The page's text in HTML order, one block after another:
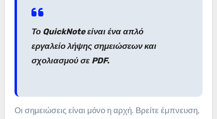
Το QuickNote είναι ένα απλό
εργαλείο λήψης σημειώσεων και
σχολιασμού σε PDF.
Οι σημειώσεις είναι μόνο η αρχή. Βρείτε έμπνευση,